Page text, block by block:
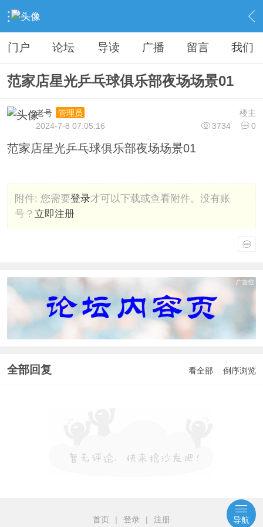
› 运动户外 › 乒乓专版 › 范家店乒乓 › 内容
门户 论坛 导读 广播 留言 我们
范家店星光乒乓球俱乐部夜场场景01
楼主
老号
管理员
3734
0
2024-7-8 07:05:16
范家店星光乒乓球俱乐部夜场场景01
附件: 您需要登录才可以下载或查看附件。没有账
号？ 立即注册
全部回复 看全部 倒序浏览
首页 | 登录 | 注册 导航